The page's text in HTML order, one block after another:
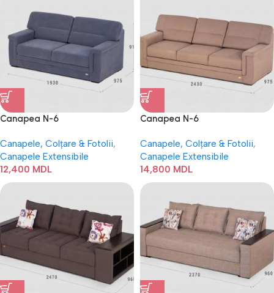
Canapea N-6
Canapele, Colțare & Fotolii,
Canapele Extensibile
12,400 MDL
Canapea N-6
Canapele, Colțare & Fotolii,
Canapele Extensibile
14,800 MDL